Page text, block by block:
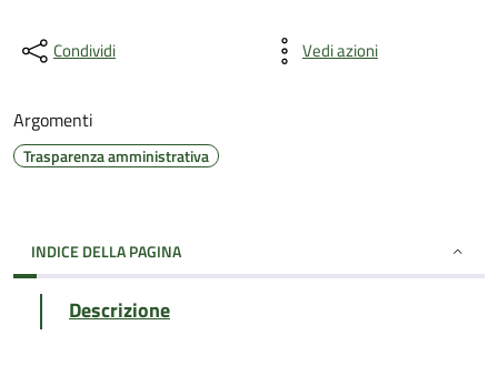
Condividi Vedi azioni
Argomenti
Trasparenza amministrativa
INDICE DELLA PAGINA
Descrizione